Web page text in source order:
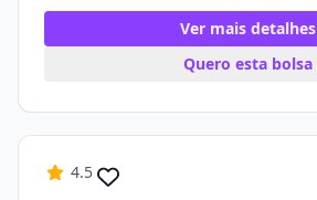
Ver mais detalhes
Quero esta bolsa
4.5